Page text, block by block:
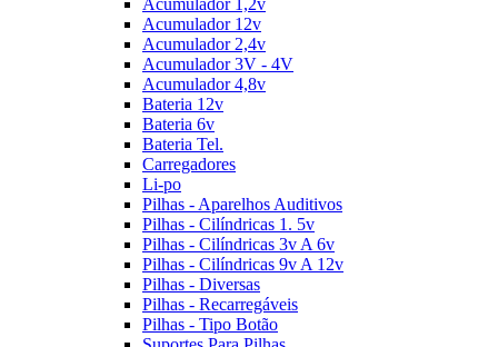
Acumulador 1,2v
Acumulador 12v
Acumulador 2,4v
Acumulador 3V - 4V
Acumulador 4,8v
Bateria 12v
Bateria 6v
Bateria Tel.
Carregadores
Li-po
Pilhas - Aparelhos Auditivos
Pilhas - Cilíndricas 1. 5v
Pilhas - Cilíndricas 3v A 6v
Pilhas - Cilíndricas 9v A 12v
Pilhas - Diversas
Pilhas - Recarregáveis
Pilhas - Tipo Botão